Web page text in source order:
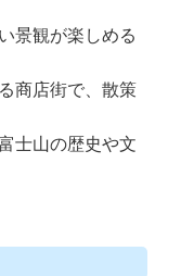
景観が楽しめる
商店街で、散策
士山の歴史や文